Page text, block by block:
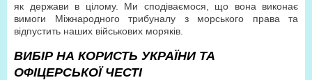
як держави в цілому. Ми сподіваємося, що вона виконає
вимоги Міжнародного трибуналу з морського права та
відпустить наших військових моряків.
ВИБІР НА КОРИСТЬ УКРАЇНИ ТА
ОФІЦЕРСЬКОЇ ЧЕСТІ